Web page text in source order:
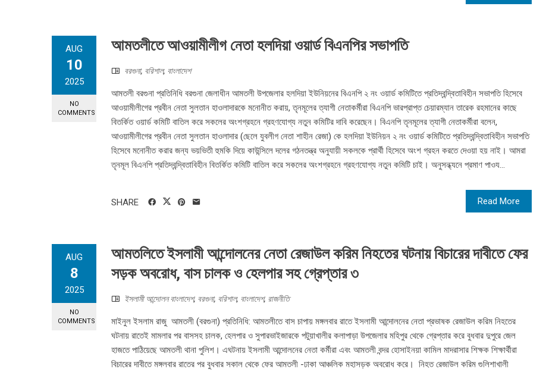
AUG
10
2025
NO
COMMENTS
আমতলীতে আওয়ামীলীগ নেতা হলদিয়া ওয়ার্ড বিএনপির সভাপতি
বরগুনা, বরিশাল, বাংলাদেশ
আমতলী বরগুনা প্রতিনিধি বরগুনা জেলাধীন আমতলী উপজেলার হলদিয়া ইউনিয়নের বিএনপি ২ নং ওয়ার্ড কমিটিতে প্রতিদ্বন্দ্বিতাবিহীন সভাপতি হিসেবে
আওয়ামীলীগের প্রবীন নেতা সুলতান হাওলাদারকে মনোনীত করায়, তৃনমূলের ত্যাগী নেতাকর্মীরা বিএনপি ভারপ্রাপ্ত চেয়ারম্যান তারেক রহমানের কাছে
বিতর্কিত ওয়ার্ড কমিটি বাতিল করে সকলের অংশগ্রহনে গ্রহণযোগ্য নতুন কমিটির দাবি করেছেন। বিএনপি তৃনমূলের ত্যাগী নেতাকর্মীরা বলেন,
আওয়ামীলীগের প্রবীন নেতা সুলতান হাওলাদার (ছেলে যুবলীগ নেতা শাহীন রেজা) কে হলদিয়া ইউনিয়ন ২ নং ওয়ার্ড কমিটিতে প্রতিদ্বন্দ্বিতাবিহীন সভাপতি
হিসেবে মনোনীত করার জন্য ভয়ভিতী হুমকি দিয়ে কাউন্সিলে দলের গঠনতন্ত্র অনুযায়ী সকলকে প্রার্থী হিসেবে অংশ গ্রহন করতে দেওয়া হয় নাই। আমরা
তৃনমূল বিএনপি প্রতিদ্বন্দ্বিতাবিহীন বিতর্কিত কমিটি বাতিল করে সকলের অংশগ্রহনে গ্রহণযোগ্য নতুন কমিটি চাই। অনুসন্ধ্যনে প্রমাণ পাওয...
Read More
SHARE
AUG
8
2025
NO
COMMENTS
আমতলিতে ইসলামী আন্দোলনের নেতা রেজাউল করিম নিহতের ঘটনায় বিচারের দাবীতে ফের
সড়ক অবরোধ, বাস চালক ও হেলপার সহ গ্রেপ্তার ৩
ইসলামী আন্দোলন বাংলাদেশ, বরগুনা, বরিশাল, বাংলাদেশ, রাজনীতি
মাইনুল ইসলাম রাজু আমতলী (বরগুনা) প্রতিনিধি: আমতলীতে বাস চাপায় মঙ্গলবার রাতে ইসলামী আন্দোলনের নেতা প্রভাষক রেজাউল করিম নিহতের
ঘটনায় রাতেই মামলার পর বাসসহ চালক, হেলপার ও সুপারভাইজারকে পটুয়াখালীর কলাপাড়া উপজেলার মহিপুর থেকে গ্রেপ্তার করে বুধবার দুপুরে জেল
হাজতে পাঠিয়েছে আমতলী থানা পুলিশ। এঘটনায় ইসলামী আন্দোলনের নেতা কর্মীরা এবং আমতলী বন্দর হোসাইনয়া কামিল মাদরাসার শিক্ষক শিক্ষার্থীরা
বিচারের দাবীতে মঙ্গলবার রাতের পর বুধবার সকাল থেকে ফের আমতলী -ঢাকা আঞ্চলিক মহাসড়ক অবরোধ করে। নিহত রেজাউল করিম গুলিশাখালী